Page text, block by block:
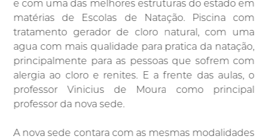
e com uma das melhores estruturas do estado em
matérias de Escolas de Natação. Piscina com
tratamento gerador de cloro natural, com uma
agua com mais qualidade para pratica da natação,
principalmente para as pessoas que sofrem com
alergia ao cloro e renites. E a frente das aulas, o
professor Vinicius de Moura como principal
professor da nova sede.
A nova sede contara com as mesmas modalidades